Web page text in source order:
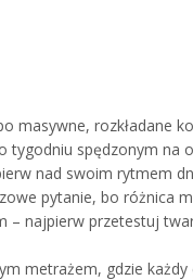
masywne, rozkładane
tygodniu spędzonym na
nad swoim rytmem
pytanie, bo różnica
– najpierw przetestuj
metrażem, gdzie